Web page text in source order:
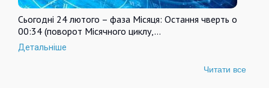
Сьогодні 24 лютого – фаза Місяця: Остання чверть о
00:34 (поворот Місячного циклу,…
Детальніше
Читати все